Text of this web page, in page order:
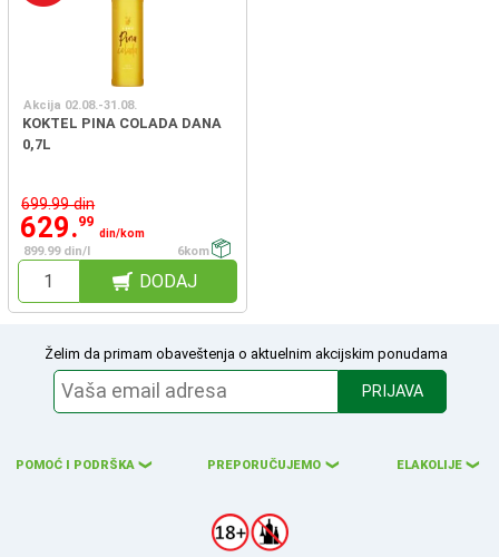
Akcija 02.08.-31.08.
KOKTEL PINA COLADA DANA
0,7L
699.99 din
629.99
din/kom
899.99 din/l
6kom
DODAJ
Želim da primam obaveštenja o aktuelnim akcijskim ponudama
PRIJAVA
POMOĆ I PODRŠKA ❮ PREPORUČUJEMO ❮ ELAKOLIJE ❮